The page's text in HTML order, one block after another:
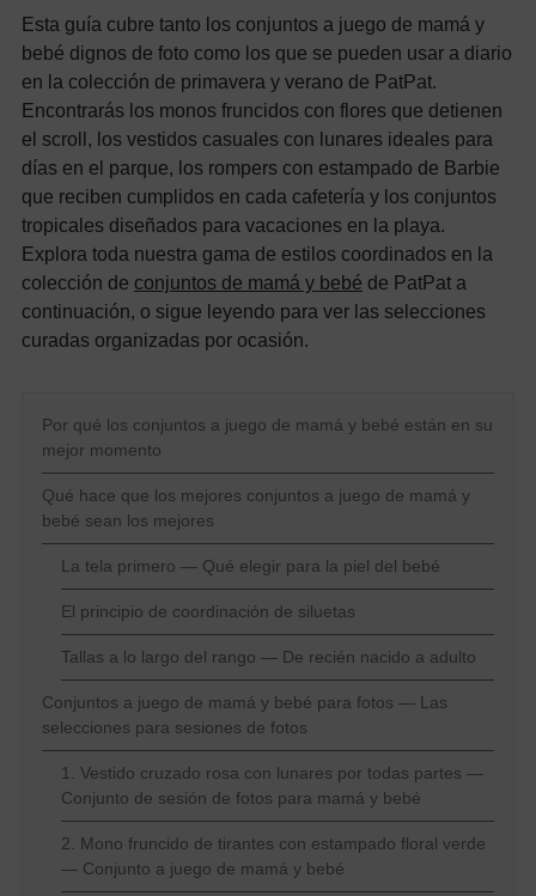
Esta guía cubre tanto los conjuntos a juego de mamá y
bebé dignos de foto como los que se pueden usar a diario
en la colección de primavera y verano de PatPat.
Encontrarás los monos fruncidos con flores que detienen
el scroll, los vestidos casuales con lunares ideales para
días en el parque, los rompers con estampado de Barbie
que reciben cumplidos en cada cafetería y los conjuntos
tropicales diseñados para vacaciones en la playa.
Explora toda nuestra gama de estilos coordinados en la
colección de conjuntos de mamá y bebé de PatPat a
continuación, o sigue leyendo para ver las selecciones
curadas organizadas por ocasión.
Por qué los conjuntos a juego de mamá y bebé están en su
mejor momento
Qué hace que los mejores conjuntos a juego de mamá y
bebé sean los mejores
La tela primero — Qué elegir para la piel del bebé
El principio de coordinación de siluetas
Tallas a lo largo del rango — De recién nacido a adulto
Conjuntos a juego de mamá y bebé para fotos — Las
selecciones para sesiones de fotos
1. Vestido cruzado rosa con lunares por todas partes —
Conjunto de sesión de fotos para mamá y bebé
2. Mono fruncido de tirantes con estampado floral verde
— Conjunto a juego de mamá y bebé